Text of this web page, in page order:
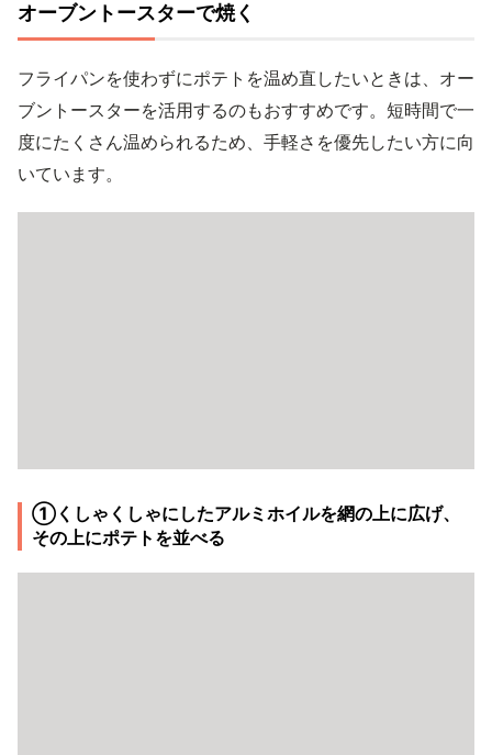
オーブントースターで焼く
フライパンを使わずにポテトを温め直したいときは、オー
ブントースターを活用するのもおすすめです。短時間で一
度にたくさん温められるため、手軽さを優先したい方に向
いています。
①くしゃくしゃにしたアルミホイルを網の上に広げ、
その上にポテトを並べる